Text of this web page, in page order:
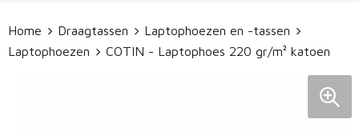
Snoepgoed
Jassen
Autotassen
Home Draagtassen
Laptophoezen en -tassen
Laptophoezen
COTIN - Laptophoes 220 gr/m² katoen